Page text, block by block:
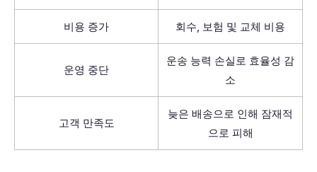
비용 증가 회수, 보험 및 교체 비용
운영 중단
운송 능력 손실로 효율성 감
소
고객 만족도
늦은 배송으로 인해 잠재적
으로 피해